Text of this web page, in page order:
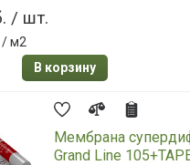
/ шт.
/ м2
В корзину
Мембрана
Grand Line